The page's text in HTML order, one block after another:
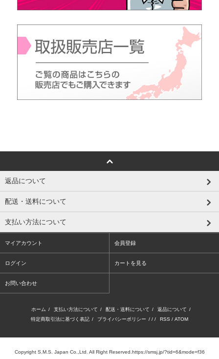
返品について
配送・送料について
支払い方法について
マイアカウント 会員登録
ログイン カートを見る
お問い合わせ
ホーム / 支払い方法について / 配送・送料について / 返品について /
特定商取引法に基づく表記 / プライバシーポリシー / / / RSS / ATOM
Copyright S.M.S. Japan Co.,Ltd. All Right Reserved.https://smsj.jp/?tid=6&mode=f36